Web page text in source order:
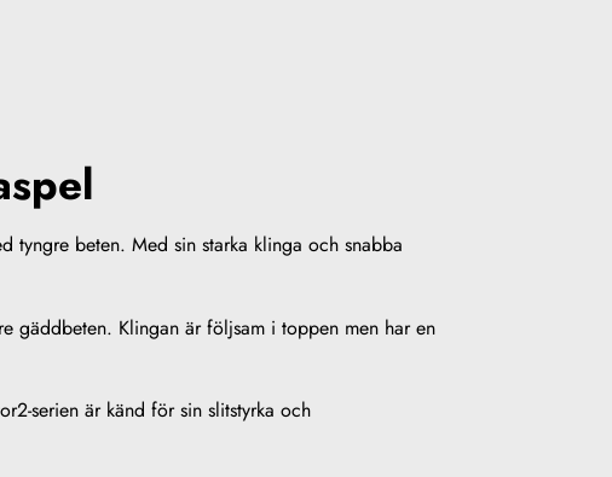
tyngre beten. Med sin starka klinga och snabba
gäddbeten. Klingan är följsam i toppen men har en
serien är känd för sin slitstyrka och